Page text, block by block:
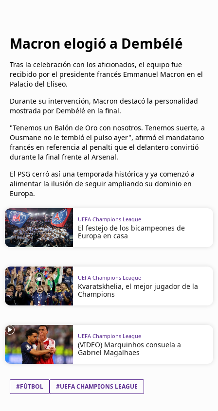
Macron elogió a Dembélé
Tras la celebración con los aficionados, el equipo fue
recibido por el presidente francés Emmanuel Macron en el
Palacio del Elíseo.
Durante su intervención, Macron destacó la personalidad
mostrada por Dembélé en la final.
"Tenemos un Balón de Oro con nosotros. Tenemos suerte, a
Ousmane no le tembló el pulso ayer", afirmó el mandatario
francés en referencia al penalti que el delantero convirtió
durante la final frente al Arsenal.
El PSG cerró así una temporada histórica y ya comenzó a
alimentar la ilusión de seguir ampliando su dominio en
Europa.
UEFA Champions League
El festejo de los bicampeones de
Europa en casa
UEFA Champions League
Kvaratskhelia, el mejor jugador de la
Champions
UEFA Champions League
(VIDEO) Marquinhos consuela a
Gabriel Magalhaes
#FÚTBOL #UEFA CHAMPIONS LEAGUE